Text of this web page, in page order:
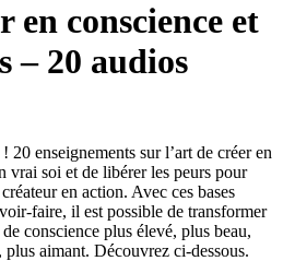
en conscience et
– 20 audios
enseignements sur l’art de créer en
vrai soi et de libérer les peurs pour
en action. Avec ces bases
faire, il est possible de transformer
conscience plus élevé, plus beau,
aimant. Découvrez ci-dessous.